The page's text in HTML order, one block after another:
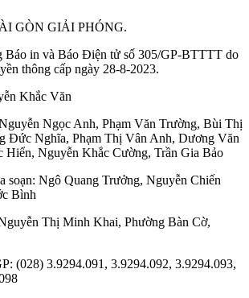
GÒN GIẢI PHÓNG.
Báo in và Báo Điện tử số 305/GP-BTTTT do
thông cấp ngày 28-8-2023.
Khắc Văn
Ngọc Anh, Phạm Văn Trường, Bùi Thị
Đức Nghĩa, Phạm Thị Vân Anh, Dương Văn
Hiển, Nguyễn Khắc Cường, Trần Gia Bảo
soạn: Ngô Quang Trưởng, Nguyễn Chiến
Bình
Thị Minh Khai, Phường Bàn Cờ,
(028) 3.9294.091, 3.9294.092, 3.9294.093,